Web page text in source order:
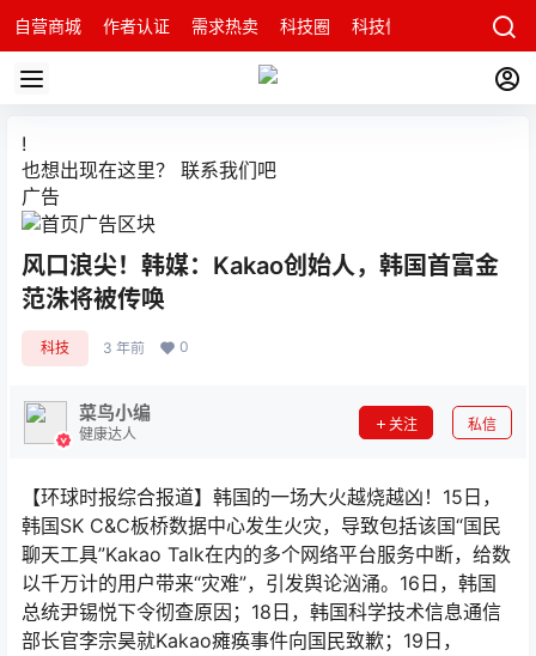
自营商城 作者认证 需求热卖 科技圈 科技快讯 智能科技问
!
也想出现在这里？ 联系我们吧
广告
风口浪尖！韩媒：Kakao创始人，韩国首富金
范洙将被传唤
科技 3 年前 0
菜鸟小编
健康达人
关注 私信
【环球时报综合报道】韩国的一场大火越烧越凶！15日，
韩国SK C&C板桥数据中心发生火灾，导致包括该国“国民
聊天工具”Kakao Talk在内的多个网络平台服务中断，给数
以千万计的用户带来“灾难”，引发舆论汹涌。16日，韩国
总统尹锡悦下令彻查原因；18日，韩国科学技术信息通信
部长官李宗昊就Kakao瘫痪事件向国民致歉；19日，